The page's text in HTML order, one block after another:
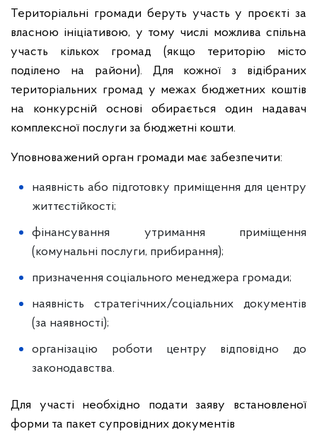
Територіальні громади беруть участь у проєкті за
власною ініціативою, у тому числі можлива спільна
участь кількох громад (якщо територію місто
поділено на райони). Для кожної з відібраних
територіальних громад у межах бюджетних коштів
на конкурсній основі обирається один надавач
комплексної послуги за бюджетні кошти.
Уповноважений орган громади має забезпечити:
наявність або підготовку приміщення для центру
життєстійкості;
фінансування утримання приміщення
(комунальні послуги, прибирання);
призначення соціального менеджера громади;
наявність стратегічних/соціальних документів
(за наявності);
організацію роботи центру відповідно до
законодавства.
Для участі необхідно подати заяву встановленої
форми та пакет супровідних документів